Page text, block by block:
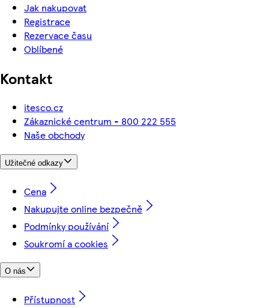
Jak nakupovat
Registrace
Rezervace času
Oblíbené
Kontakt
itesco.cz
Zákaznické centrum - 800 222 555
Naše obchody
Užitečné odkazy
Cena
Nakupujte online bezpečně
Podmínky používání
Soukromí a cookies
O nás
Přístupnost